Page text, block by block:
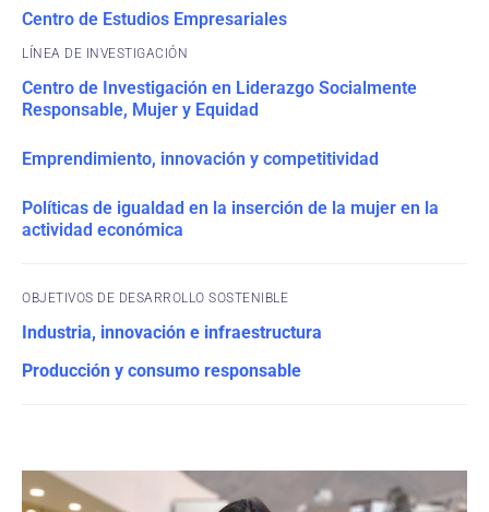
Centro de Estudios Empresariales
Centro de Investigación en Liderazgo Socialmente
Responsable, Mujer y Equidad
Emprendimiento, innovación y competitividad
Políticas de igualdad en la inserción de la mujer en la
actividad económica
OBJETIVOS DE DESARROLLO SOSTENIBLE
Industria, innovación e infraestructura
Producción y consumo responsable